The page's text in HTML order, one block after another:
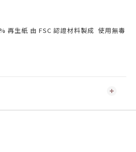
再生紙 由 FSC 認證材料製成 使用無毒